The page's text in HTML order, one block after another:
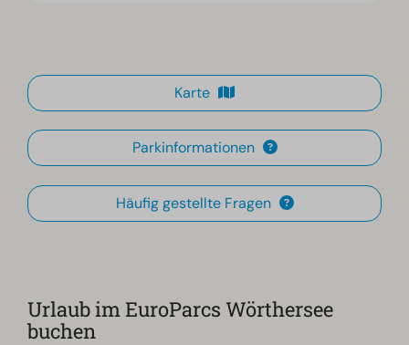
Karte
Parkinformationen
Häufig gestellte Fragen
Urlaub im EuroParcs Wörthersee
buchen